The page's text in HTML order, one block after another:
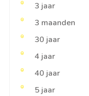
3 jaar
3 maanden
30 jaar
4 jaar
40 jaar
5 jaar